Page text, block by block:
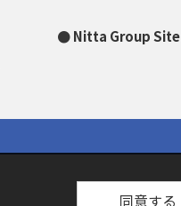
Nitta Group Site
同意する